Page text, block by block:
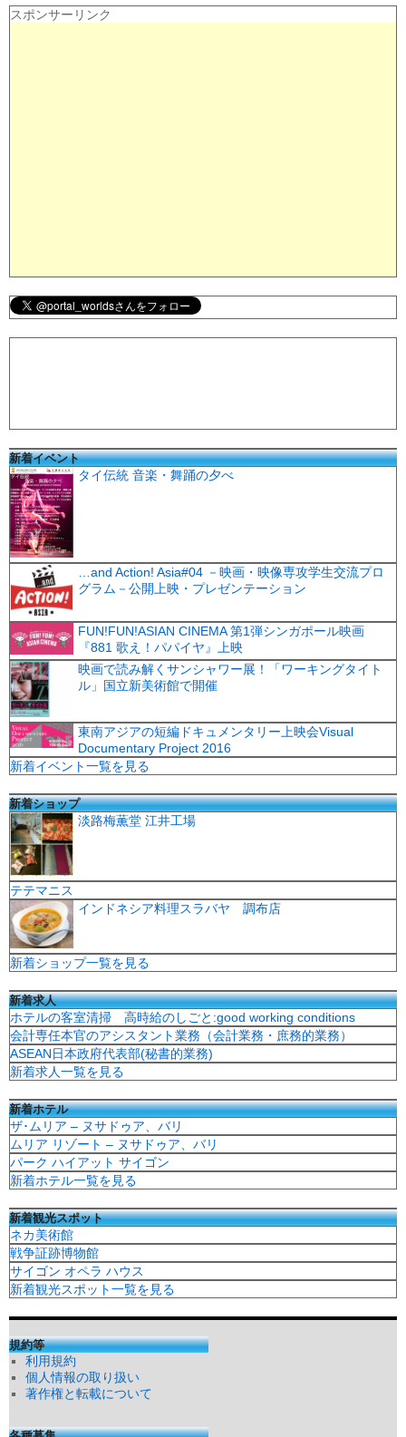
スポンサーリンク
新着イベント
タイ伝統 音楽・舞踊の夕べ
…and Action! Asia#04 －映画・映像専攻学生交流プロ
グラム－公開上映・プレゼンテーション
FUN!FUN!ASIAN CINEMA 第1弾シンガポール映画
『881 歌え！パパイヤ』上映
映画で読み解くサンシャワー展！「ワーキングタイト
ル」国立新美術館で開催
東南アジアの短編ドキュメンタリー上映会Visual
Documentary Project 2016
新着イベント一覧を見る
新着ショップ
淡路梅薫堂 江井工場
テテマニス
インドネシア料理スラバヤ 調布店
新着ショップ一覧を見る
新着求人
ホテルの客室清掃 高時給のしごと:good working conditions
会計専任本官のアシスタント業務（会計業務・庶務的業務）
ASEAN日本政府代表部(秘書的業務)
新着求人一覧を見る
新着ホテル
ザ･ムリア – ヌサドゥア、バリ
ムリア リゾート – ヌサドゥア、バリ
パーク ハイアット サイゴン
新着ホテル一覧を見る
新着観光スポット
ネカ美術館
戦争証跡博物館
サイゴン オペラ ハウス
新着観光スポット一覧を見る
規約等
利用規約
個人情報の取り扱い
著作権と転載について